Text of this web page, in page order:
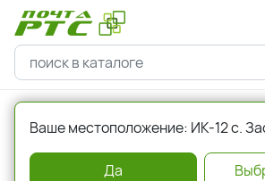
Главная Авторизация
Ваше местоположение: ИК-12 с.
Да